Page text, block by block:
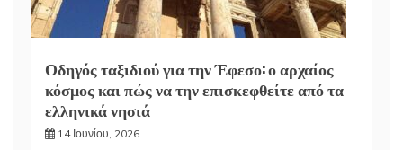
Οδηγός ταξιδιού για την Έφεσο: ο αρχαίος
κόσμος και πώς να την επισκεφθείτε από τα
ελληνικά νησιά
14 Ιουνίου, 2026